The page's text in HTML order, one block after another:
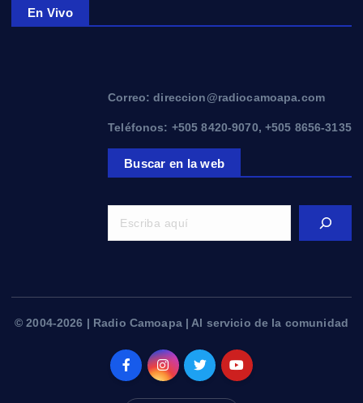
En Vivo
Correo: direccion@radiocamoapa.com
Teléfonos: +505 8420-9070, +505 8656-3135
Buscar en la web
© 2004-2026 | Radio Camoapa | Al servicio de la comunidad